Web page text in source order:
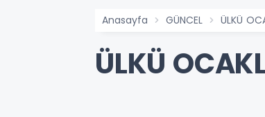
Anasayfa GÜNCEL ÜLKÜ
ÜLKÜ